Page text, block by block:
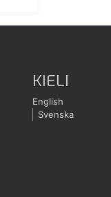
KIELI
English
Svenska